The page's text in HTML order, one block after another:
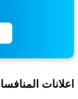
🔗
المنافسات